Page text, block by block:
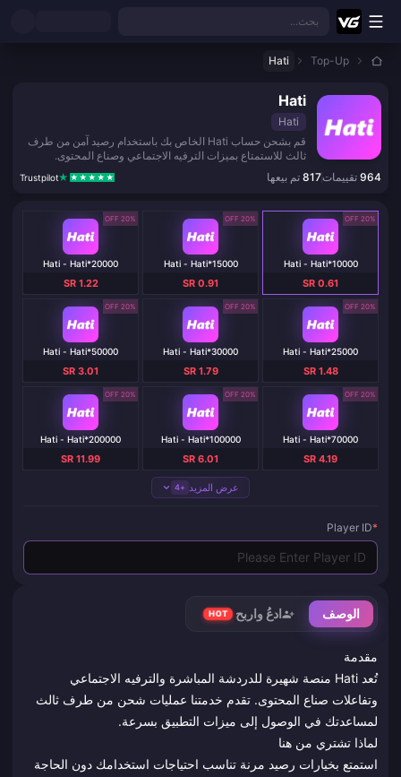
انتقل إلى المحتوى الرئيسي
بحث...
Top-Up
Hati
Hati
Hati
قم بشحن حساب Hati الخاص بك باستخدام رصيد آمن من طرف
ثالث للاستمتاع بميزات الترفيه الاجتماعي وصناع المحتوى.
964 تقييمات817 تم بيعها Trustpilot
الوصف ادعُ واربح HOT
مقدمة
تُعد Hati منصة شهيرة للدردشة المباشرة والترفيه الاجتماعي
وتفاعلات صناع المحتوى. تقدم خدمتنا عمليات شحن من طرف ثالث
لمساعدتك في الوصول إلى ميزات التطبيق بسرعة.
لماذا تشتري من هنا
استمتع بخيارات رصيد مرنة تناسب احتياجات استخدامك دون الحاجة
20% OFF
Hati - Hati*10000
SR 0.61
20% OFF
Hati - Hati*15000
SR 0.91
20% OFF
Hati - Hati*20000
SR 1.22
20% OFF
Hati - Hati*25000
SR 1.48
20% OFF
Hati - Hati*30000
SR 1.79
20% OFF
Hati - Hati*50000
SR 3.01
20% OFF
Hati - Hati*70000
SR 4.19
20% OFF
Hati - Hati*100000
SR 6.01
20% OFF
Hati - Hati*200000
SR 11.99
عرض المزيد +4
*
Player ID